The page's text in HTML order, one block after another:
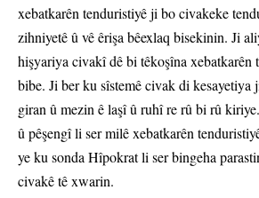
xebatkarên tenduristiyê ji bo civakeke
zihniyetê û vê êrişa bêexlaq bisekinin. Ji
hişyariya civakî dê bi têkoşîna xebatkarên
bibe. Ji ber ku sîstemê civak di kesayetiya
giran û mezin ê laşî û ruhî re rû bi rû
û pêşengî li ser milê xebatkarên
ye ku sonda Hîpokrat li ser bingeha
civakê tê xwarin.